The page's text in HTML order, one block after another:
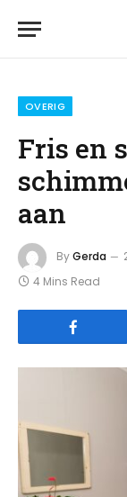
OVERIG
Fris en
aan
ByGerda
4 Mins Read